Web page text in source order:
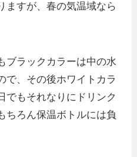
ますが、春の気温域なら
ブラックカラーは中の水
で、その後ホワイトカラ
でもそれなりにドリンク
ちろん保温ボトルには負